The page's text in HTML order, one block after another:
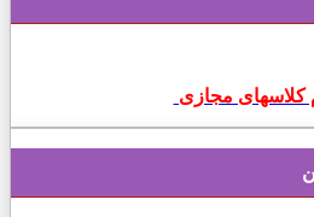
کلاسهای مجازی